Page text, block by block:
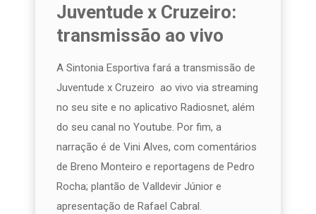
Juventude x Cruzeiro:
transmissão ao vivo
A Sintonia Esportiva fará a transmissão de
Juventude x Cruzeiro ao vivo via streaming
no seu site e no aplicativo Radiosnet, além
do seu canal no Youtube. Por fim, a
narração é de Vini Alves, com comentários
de Breno Monteiro e reportagens de Pedro
Rocha; plantão de Valldevir Júnior e
apresentação de Rafael Cabral.